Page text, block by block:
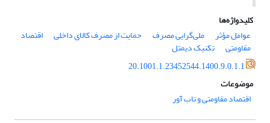
کلیدواژه‌ها
عوامل مؤثر
ملی‏گرایی مصرف حمایت از مصرف کالای داخلی اقتصاد
مقاومتی
تکنیک دیمتل
20.1001.1.23452544.1400.9.0.1.1
موضوعات
اقتصاد مقاومتی و تاب آور